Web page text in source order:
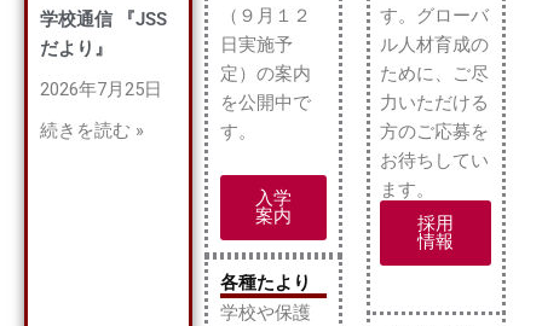
学校通信 『JSS
だより』
2026年7月25日
続きを読む »
（９月１２
日実施予
定）の案内
を公開中で
す。
入学
案内
各種たより
学校や保護
す。グローバ
ル人材育成の
ために、ご尽
力いただける
方のご応募を
お待ちしてい
ます。
採用
情報